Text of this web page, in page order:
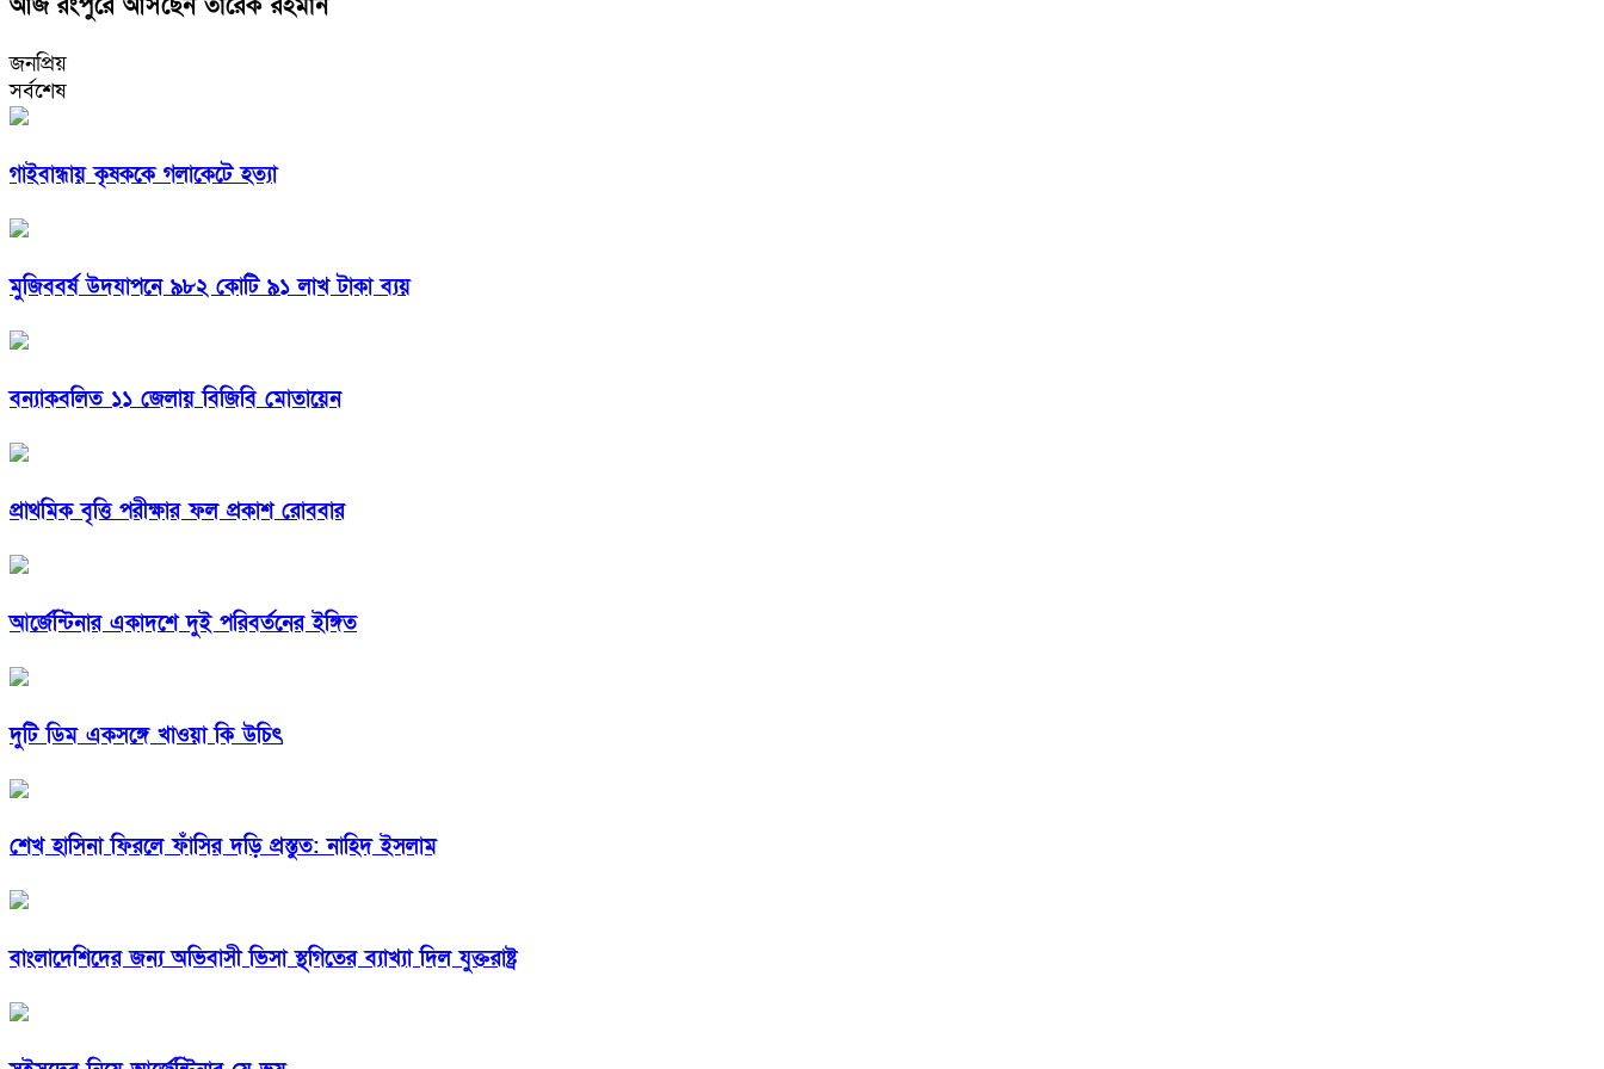
আজ রংপুরে আসছেন তারেক রহমান
জনপ্রিয়
সর্বশেষ
গাইবান্ধায় কৃষককে গলাকেটে হত্যা
মুজিববর্ষ উদযাপনে ৯৮২ কোটি ৯১ লাখ টাকা ব্যয়
বন্যাকবলিত ১১ জেলায় বিজিবি মোতায়েন
প্রাথমিক বৃত্তি পরীক্ষার ফল প্রকাশ রোববার
আর্জেন্টিনার একাদশে দুই পরিবর্তনের ইঙ্গিত
দুটি ডিম একসঙ্গে খাওয়া কি উচিৎ
শেখ হাসিনা ফিরলে ফাঁসির দড়ি প্রস্তুত: নাহিদ ইসলাম
বাংলাদেশিদের জন্য অভিবাসী ভিসা স্থগিতের ব্যাখ্যা দিল যুক্তরাষ্ট্র